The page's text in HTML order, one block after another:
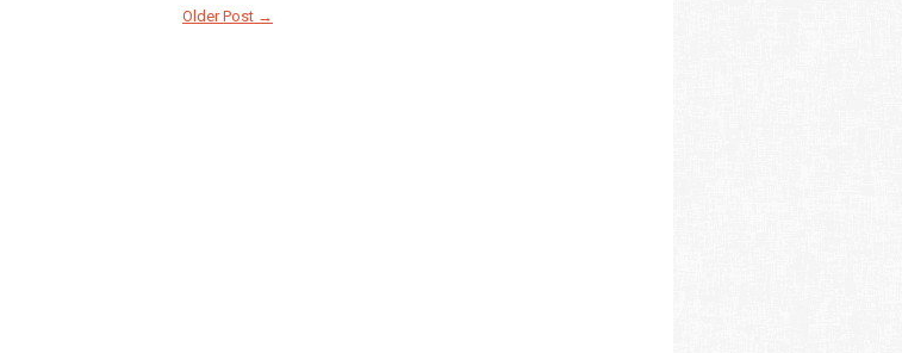
Older Post →